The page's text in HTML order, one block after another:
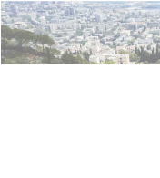
לחץ
כאן
לחץ
כדי